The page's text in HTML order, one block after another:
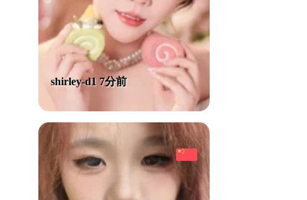
shirley-d1 7分前